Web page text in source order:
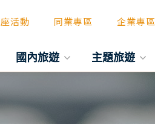
活動 同業專區 企業專區
國內旅遊 主題旅遊